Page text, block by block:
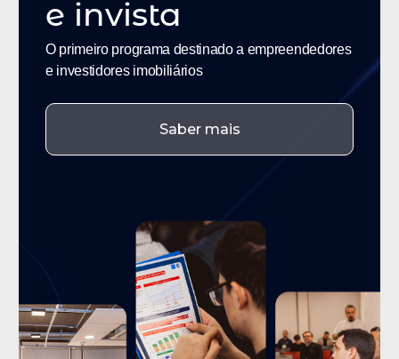
e invista
O primeiro programa destinado a empreendedores
e investidores imobiliários
Saber mais